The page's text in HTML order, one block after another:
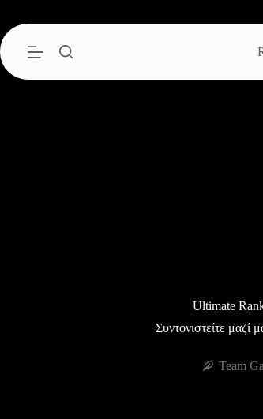
περιεχόμενο
Ultimate
Συντονιστείτε μαζί
Team